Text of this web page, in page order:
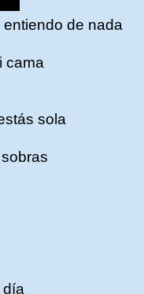
de nada
cama
sola
día